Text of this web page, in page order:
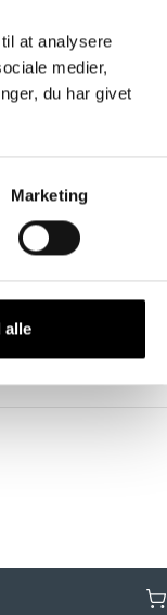
at analysere
medier,
du har givet
Marketing
alle